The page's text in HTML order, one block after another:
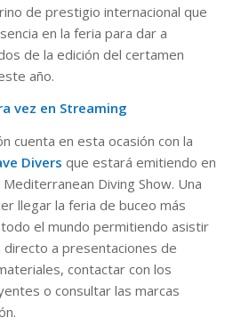
de prestigio internacional que
en la feria para dar a
de la edición del certamen
año.
vez en Streaming
cuenta en esta ocasión con la
Divers que estará emitiendo en
Diving Show. Una
llegar la feria de buceo más
el mundo permitiendo asistir
a presentaciones de
contactar con los
o consultar las marcas